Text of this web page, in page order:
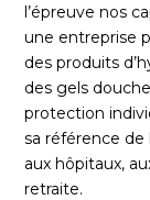
l’épreuve nos
une entreprise
des produits
des gels
protection
sa référence
aux hôpitaux,
retraite.